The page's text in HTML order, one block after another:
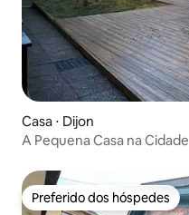
Casa ⋅ Dijon
A Pequena Casa na Cidade
Preferido dos hóspedes
Preferido dos hóspedes